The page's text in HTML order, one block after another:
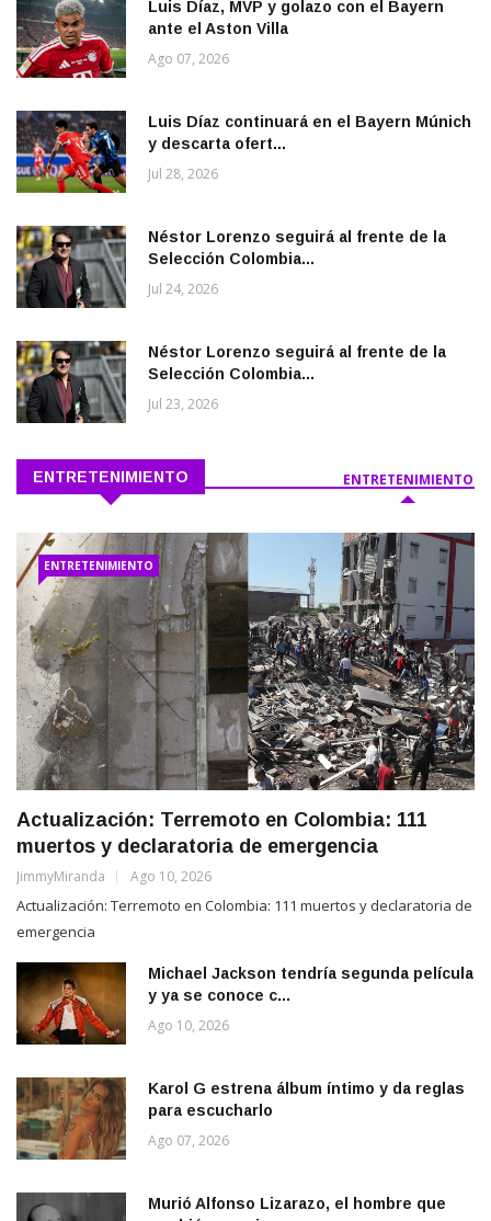
Luis Díaz, MVP y golazo con el Bayern
ante el Aston Villa
Ago 07, 2026
Luis Díaz continuará en el Bayern Múnich
y descarta ofert...
Jul 28, 2026
Néstor Lorenzo seguirá al frente de la
Selección Colombia...
Jul 24, 2026
Néstor Lorenzo seguirá al frente de la
Selección Colombia...
Jul 23, 2026
ENTRETENIMIENTO ENTRETENIMIENTO
ENTRETENIMIENTO
Actualización: Terremoto en Colombia: 111
muertos y declaratoria de emergencia
JimmyMiranda Ago 10, 2026
Actualización: Terremoto en Colombia: 111 muertos y declaratoria de
emergencia
Michael Jackson tendría segunda película
y ya se conoce c...
Ago 10, 2026
Karol G estrena álbum íntimo y da reglas
para escucharlo
Ago 07, 2026
Murió Alfonso Lizarazo, el hombre que